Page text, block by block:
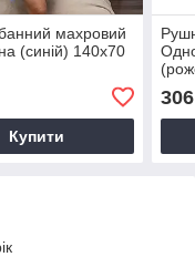
махровий
(синій) 140х70
Купити
306